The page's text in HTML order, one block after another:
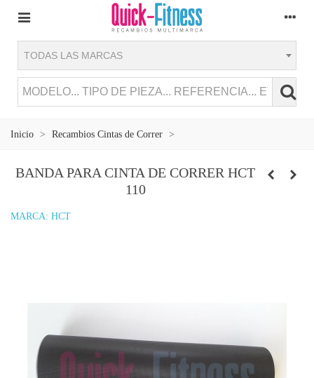
TODAS LAS MARCAS
Inicio > Recambios Cintas de Correr >
BANDA PARA CINTA DE CORRER HCT
110
MARCA: HCT